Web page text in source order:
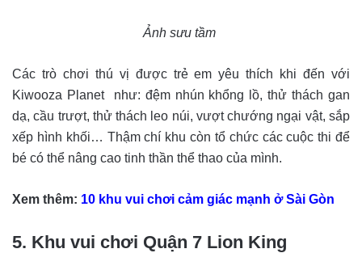
Ảnh sưu tầm
Các trò chơi thú vị được trẻ em yêu thích khi đến với
Kiwooza Planet như: đệm nhún khổng lồ, thử thách gan
dạ, cầu trượt, thử thách leo núi, vượt chướng ngại vật, sắp
xếp hình khối… Thậm chí khu còn tổ chức các cuộc thi để
bé có thể nâng cao tinh thần thể thao của mình.
Xem thêm: 10 khu vui chơi cảm giác mạnh ở Sài Gòn
5. Khu vui chơi Quận 7 Lion King